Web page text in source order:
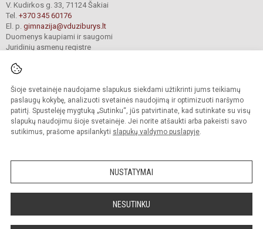
Šioje svetainėje naudojame slapukus siekdami užtikrinti jums teikiamų
paslaugų kokybę, analizuoti svetainės naudojimą ir optimizuoti naršymo
patirtį. Spustelėję mygtuką „Sutinku“, jūs patvirtinate, kad sutinkate su visų
slapukų naudojimu šioje svetainėje. Jei norite atšaukti arba pakeisti savo
sutikimus, prašome apsilankyti slapukų valdymo puslapyje.
NUSTATYMAI
NESUTINKU
V. Kudirkos g. 33, 71124 Šakiai
Tel. +370 345 60176
El. p. gimnazija@vduziburys.lt
Duomenys kaupiami ir saugomi
Juridinių asmenų registre
© 2024. VDU Šakių „Žiburio“ gimnazija. Visos teisės saugomos.
Kopijuoti turinį be raštiško gimnazijos sutikimo griežtai draudžiama.